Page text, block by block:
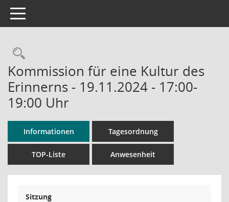
Toggle navigation
Rechercheauswahl
Kommission für eine Kultur des
Erinnerns - 19.11.2024 - 17:00-
19:00 Uhr
Informationen Tagesordnung
TOP-Liste Anwesenheit
Sitzung